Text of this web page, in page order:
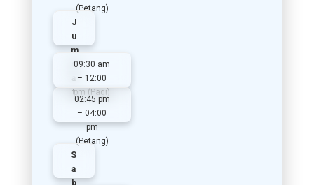
(Petang)
J
u
m
a
t
09:30 am
– 12:00
pm (Pagi)
02:45 pm
– 04:00
pm
(Petang)
S
a
b